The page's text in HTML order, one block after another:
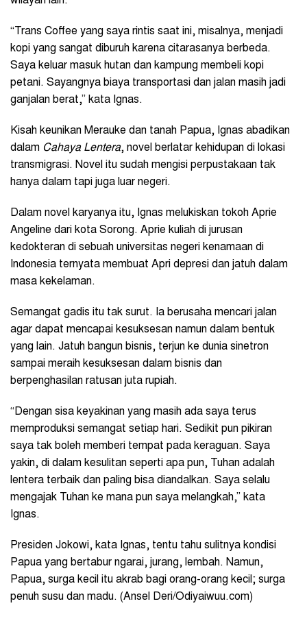
“Trans Coffee yang saya rintis saat ini, misalnya, menjadi
kopi yang sangat diburuh karena citarasanya berbeda.
Saya keluar masuk hutan dan kampung membeli kopi
petani. Sayangnya biaya transportasi dan jalan masih jadi
ganjalan berat,” kata Ignas.
Kisah keunikan Merauke dan tanah Papua, Ignas abadikan
dalam Cahaya Lentera, novel berlatar kehidupan di lokasi
transmigrasi. Novel itu sudah mengisi perpustakaan tak
hanya dalam tapi juga luar negeri.
Dalam novel karyanya itu, Ignas melukiskan tokoh Aprie
Angeline dari kota Sorong. Aprie kuliah di jurusan
kedokteran di sebuah universitas negeri kenamaan di
Indonesia ternyata membuat Apri depresi dan jatuh dalam
masa kekelaman.
Semangat gadis itu tak surut. Ia berusaha mencari jalan
agar dapat mencapai kesuksesan namun dalam bentuk
yang lain. Jatuh bangun bisnis, terjun ke dunia sinetron
sampai meraih kesuksesan dalam bisnis dan
berpenghasilan ratusan juta rupiah.
“Dengan sisa keyakinan yang masih ada saya terus
memproduksi semangat setiap hari. Sedikit pun pikiran
saya tak boleh memberi tempat pada keraguan. Saya
yakin, di dalam kesulitan seperti apa pun, Tuhan adalah
lentera terbaik dan paling bisa diandalkan. Saya selalu
mengajak Tuhan ke mana pun saya melangkah,” kata
Ignas.
Presiden Jokowi, kata Ignas, tentu tahu sulitnya kondisi
Papua yang bertabur ngarai, jurang, lembah. Namun,
Papua, surga kecil itu akrab bagi orang-orang kecil; surga
penuh susu dan madu. (Ansel Deri/Odiyaiwuu.com)